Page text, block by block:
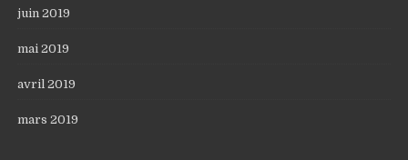
juin 2019
mai 2019
avril 2019
mars 2019